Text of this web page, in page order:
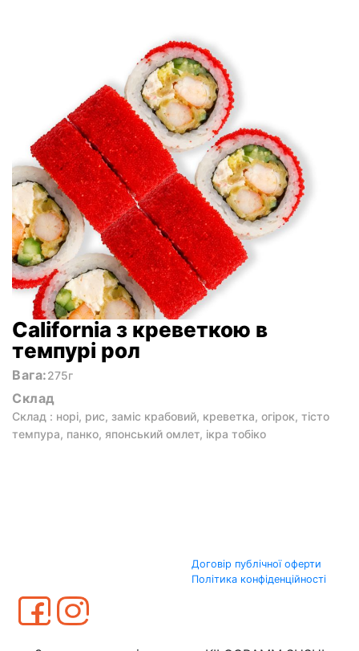
California з креветкою в
темпурі рол
Вага:275г
Склад
Склад : норі, рис, заміс крабовий, креветка, огірок, тісто
темпура, панко, японський омлет, ікра тобіко
Договір публічної оферти
Політика конфіденційності